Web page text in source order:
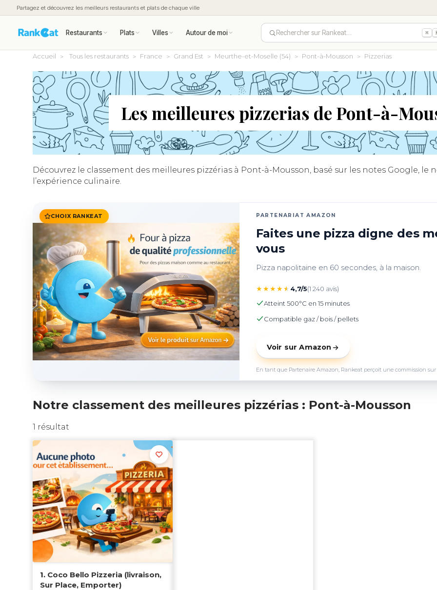
Partagez et découvrez les meilleurs restaurants et plats de chaque ville
Restaurants Plats Villes Autour de moi Rechercher sur Rankeat… ⌘
Accueil Tous les restaurants France Grand Est Meurthe-et-Moselle (54) Pont-à-Mousson Pizzerias
Les meilleures pizzerias de Pont-à-
Découvrez le classement des meilleures pizzérias à Pont-à-Mousson, basé sur les notes Google, le
l’expérience culinaire.
CHOIX RANKEAT PARTENARIAT AMAZON
Faites une pizza digne des
vous
Pizza napolitaine en 60 secondes, à la maison.
★★★★★ 4,7/5(1 240 avis)
Atteint 500°C en 15 minutes
Compatible gaz / bois / pellets
Voir sur Amazon
En tant que Partenaire Amazon, Rankeat perçoit une commission
Notre classement des meilleures pizzérias : Pont-à-Mousson
1 résultat
1. Coco Bello Pizzeria (livraison,
Sur Place, Emporter)